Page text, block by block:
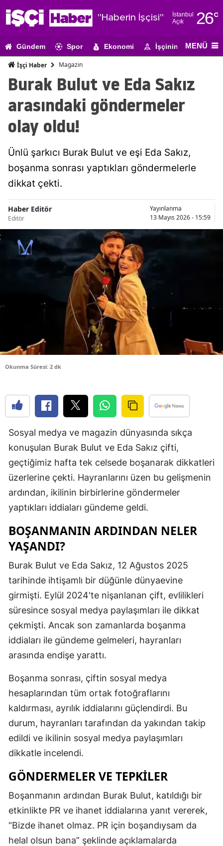
"Haberin İşçisi"
İstanbul
Açık
26°
Adıyaman
Ağrı
Antalya
Artvin
Balıkesir
Bilecik
Bursa
Çanakkale
Çorum
Denizli
Diyarbakır
Edirne
Elazığ
Gaziantep
Giresun
Hakkari
İstanbul
İzmir
Kırklareli
Kırşehir
Gündem Spor Ekonomi İşçinin Gündemi
MENÜ
İşçi Haber Magazin
Burak Bulut ve Eda Sakız
arasındaki göndermeler
olay oldu!
Ünlü şarkıcı Burak Bulut ve eşi Eda Sakız,
boşanma sonrası yaptıkları göndermelerle
dikkat çekti.
Haber Editör
Editör
Yayınlanma
13 Mayıs 2026 - 15:59
Okunma Süresi: 2 dk
Sosyal medya ve magazin dünyasında sıkça
konuşulan Burak Bulut ve Eda Sakız çifti,
geçtiğimiz hafta tek celsede boşanarak dikkatleri
üzerlerine çekti. Hayranlarını üzen bu gelişmenin
ardından, ikilinin birbirlerine göndermeler
yaptıkları iddiaları gündeme geldi.
BOŞANMANIN ARDINDAN NELER
YAŞANDI?
Burak Bulut ve Eda Sakız, 12 Ağustos 2025
tarihinde ihtişamlı bir düğünle dünyaevine
girmişti. Eylül 2024'te nişanlanan çift, evlilikleri
süresince sosyal medya paylaşımları ile dikkat
çekmişti. Ancak son zamanlarda boşanma
iddiaları ile gündeme gelmeleri, hayranları
arasında endişe yarattı.
Boşanma sonrası, çiftin sosyal medya
hesaplarından tüm ortak fotoğraflarını
kaldırması, ayrılık iddialarını güçlendirdi. Bu
durum, hayranları tarafından da yakından takip
edildi ve ikilinin sosyal medya paylaşımları
dikkatle incelendi.
GÖNDERMELER VE TEPKILER
Boşanmanın ardından Burak Bulut, katıldığı bir
etkinlikte PR ve ihanet iddialarına yanıt vererek,
“Bizde ihanet olmaz. PR için boşandıysam da
helal olsun bana” şeklinde açıklamalarda